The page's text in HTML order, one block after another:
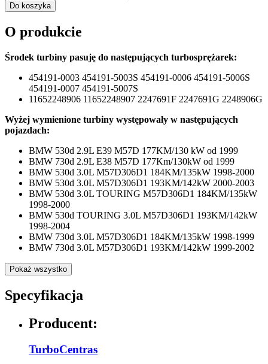
Do koszyka
O produkcie
Środek turbiny pasuję do następujących turbosprężarek:
454191-0003 454191-5003S 454191-0006 454191-5006S
454191-0007 454191-5007S
11652248906 11652248907 2247691F 2247691G 2248906G
Wyżej wymienione turbiny występowały w następujących
pojazdach:
BMW 530d 2.9L E39 M57D 177KM/130 kW od 1999
BMW 730d 2.9L E38 M57D 177Km/130kW od 1999
BMW 530d 3.0L M57D306D1 184KM/135kW 1998-2000
BMW 530d 3.0L M57D306D1 193KM/142kW 2000-2003
BMW 530d 3.0L TOURING M57D306D1 184KM/135kW
1998-2000
BMW 530d TOURING 3.0L M57D306D1 193KM/142kW
1998-2004
BMW 730d 3.0L M57D306D1 184KM/135kW 1998-1999
BMW 730d 3.0L M57D306D1 193KM/142kW 1999-2002
Pokaż wszystko
Specyfikacja
Producent:
TurboCentras